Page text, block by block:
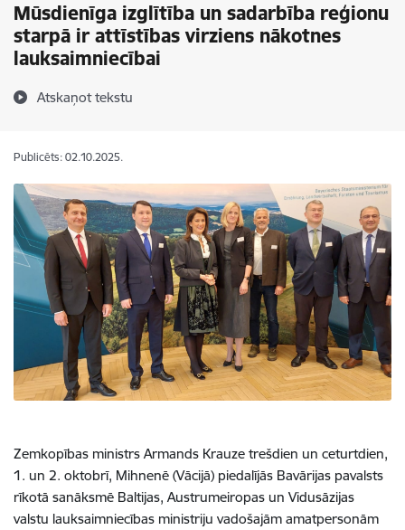
Mūsdienīga izglītība un sadarbība reģionu
starpā ir attīstības virziens nākotnes
lauksaimniecībai
Atskaņot tekstu
Publicēts: 02.10.2025.
Zemkopības ministrs Armands Krauze trešdien un ceturtdien,
1. un 2. oktobrī, Mihnenē (Vācijā) piedalījās Bavārijas pavalsts
rīkotā sanāksmē Baltijas, Austrumeiropas un Vidusāzijas
valstu lauksaimniecības ministriju vadošajām amatpersonām